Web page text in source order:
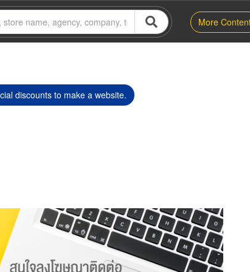
More
discounts to make a website.